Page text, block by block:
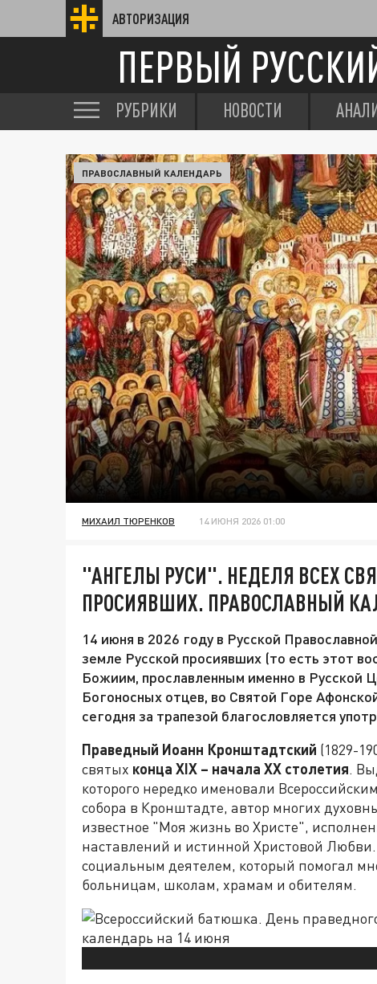
АВТОРИЗАЦИЯ
ПЕРВЫЙ
РУБРИКИ НОВОСТИ
ПРАВОСЛАВНЫЙ КАЛЕНДАРЬ
МИХАИЛ ТЮРЕНКОВ 14 ИЮНЯ 2026 01:00
"АНГЕЛЫ РУСИ". НЕДЕЛЯ ВСЕХ
ПРОСИЯВШИХ. ПРАВОСЛАВНЫЙ
14 июня в 2026 году в Русской
земле Русской просиявших (то есть этот
Божиим, прославленным именно в Русской
Богоносных отцев, во Святой Горе
сегодня за трапезой благословляется
Праведный Иоанн Кронштадтский (1829-
святых конца XIX – начала XX столетия.
которого нередко именовали
собора в Кронштадте, автор многих
известное "Моя жизнь во Христе",
наставлений и истинной Христовой
социальным деятелем, который помогал
больницам, школам, храмам и обителям.